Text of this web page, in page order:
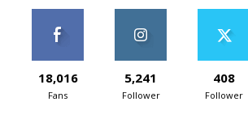
18,016
Fans
5,241
Follower
408
Follower